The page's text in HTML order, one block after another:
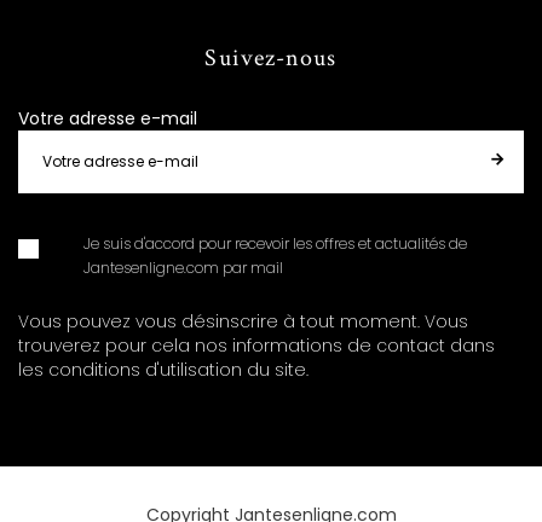
Suivez-nous
Votre adresse e-mail
Je suis d'accord pour recevoir les offres et actualités de
Jantesenligne.com par mail
Vous pouvez vous désinscrire à tout moment. Vous
trouverez pour cela nos informations de contact dans
les conditions d'utilisation du site.
Copyright Jantesenligne.com